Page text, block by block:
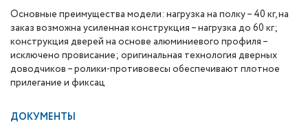
Основные преимущества модели: нагрузка на полку – 40 кг, на
заказ возможна усиленная конструкция – нагрузка до 60 кг;
конструкция дверей на основе алюминиевого профиля –
исключено провисание; оригинальная технология дверных
доводчиков – ролики-противовесы обеспечивают плотное
прилегание и фиксац
ДОКУМЕНТЫ